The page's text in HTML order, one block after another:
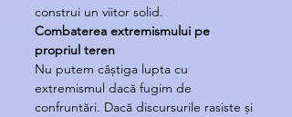
construi un viitor solid.
Combaterea extremismului pe
propriul teren
Nu putem câștiga lupta cu
extremismul dacă fugim de
confruntări. Dacă discursurile rasiste și